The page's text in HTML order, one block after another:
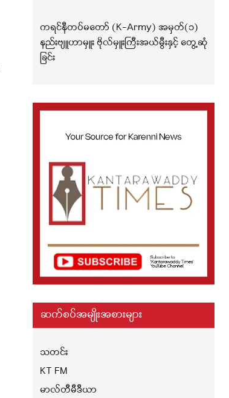
ကရင်နီတပ်မတော် (K-Army) အမှတ်(၁)
နည်းဗျူဟာမှူး ဗိုလ်မှူးကြီးအယ်မွီးနှင့် တွေ့ဆုံ
ခြင်း
ဆက်စပ်အမျိုးအစားများ
သတင်း
KT FM
မာလ်တီမီဒီယာ